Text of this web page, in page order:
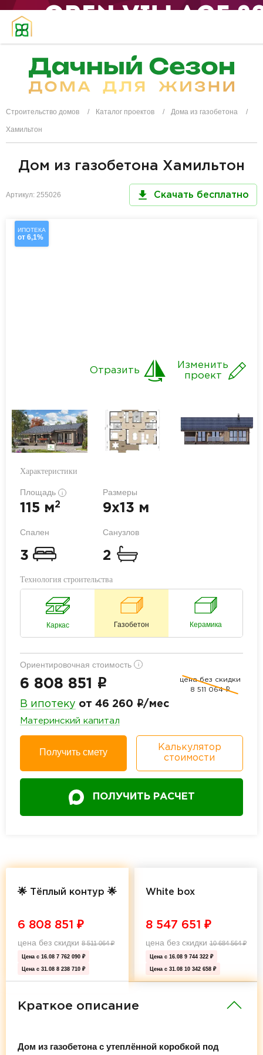
Строительство домов Каталог проектов Дома из газобетона
Хамильтон
Дом из газобетона Хамильтон
Артикул: 255026 Скачать бесплатно
ИПОТЕКА
от 6,1%
Изменить
проект
Отразить
Характеристики
Площадь i
115 м2
Размеры
9x13 м
Спален
3
Санузлов
2
Технология строительства
Каркас Газобетон Керамика
Ориентировочная стоимость i
6 808 851 i
цена без скидки
8 511 064 i
В ипотеку от 46 260 i/мес
Материнский капитал
Получить смету
Калькулятор
стоимости
ПОЛУЧИТЬ РАСЧЕТ
🌟 Тёплый контур 🌟
6 808 851 ₽
цена без скидки 8 511 064₽
Цена с 16.08 7 762 090 ₽
Цена с 31.08 8 238 710 ₽
White box
8 547 651 ₽
цена без скидки10 684 564₽
Цена с 16.08 9 744 322 ₽
Цена с 31.08 10 342 658 ₽
Краткое описание
Дом из газобетона с утеплённой коробкой под